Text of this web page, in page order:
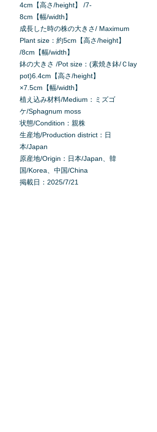
4cm【高さ/height】 /7-
8cm【幅/width】
成長した時の株の大きさ/ Maximum
Plant size：約5cm【高さ/height】
/8cm【幅/width】
鉢の大きさ /Pot size：(素焼き鉢/Ｃlay
pot)6.4cm【高さ/height】
×7.5cm【幅/width】
植え込み材料/Medium：ミズゴ
ケ/Sphagnum moss
状態/Condition：親株
生産地/Production district：日
本/Japan
原産地/Origin：日本/Japan、韓
国/Korea、中国/China
掲載日：2025/7/21